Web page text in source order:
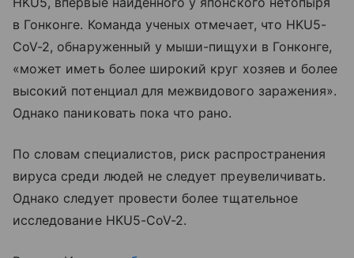
в Гонконге. Команда ученых отмечает, что HKU5-
CoV-2, обнаруженный у мыши-пищухи в Гонконге,
«может иметь более широкий круг хозяев и более
высокий потенциал для межвидового заражения».
Однако паниковать пока что рано.
По словам специалистов, риск распространения
вируса среди людей не следует преувеличивать.
Однако следует провести более тщательное
исследование HKU5-CoV-2.